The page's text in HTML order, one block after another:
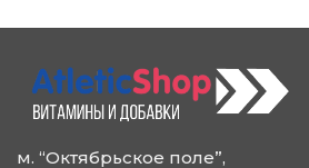
м. “Октябрьское поле”,